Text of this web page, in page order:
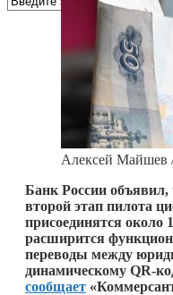
Алексей
Банк России объявил,
второй этап пилота
присоединятся около
расширится
переводы между
динамическому QR-
сообщает